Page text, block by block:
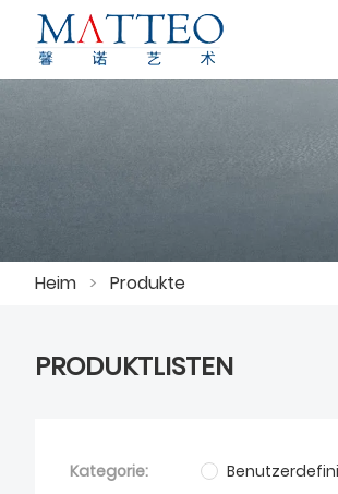
Heim > Produkte
PRODUKTLISTEN
Kategorie: